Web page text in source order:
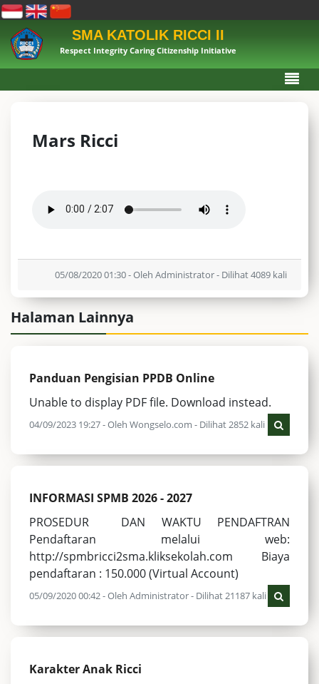
SMA KATOLIK RICCI II
Respect Integrity Caring Citizenship Initiative
Mars Ricci
05/08/2020 01:30 - Oleh Administrator - Dilihat 4089 kali
Halaman Lainnya
Panduan Pengisian PPDB Online
Unable to display PDF file. Download instead.
04/09/2023 19:27 - Oleh Wongselo.com - Dilihat 2852 kali
INFORMASI SPMB 2026 - 2027
PROSEDUR DAN WAKTU PENDAFTRAN
Pendaftaran melalui web:
http://spmbricci2sma.kliksekolah.com Biaya
pendaftaran : 150.000 (Virtual Account)
05/09/2020 00:42 - Oleh Administrator - Dilihat 21187 kali
Karakter Anak Ricci